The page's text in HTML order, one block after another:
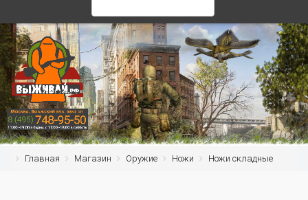
Главная Магазин Оружие Ножи Ножи складные